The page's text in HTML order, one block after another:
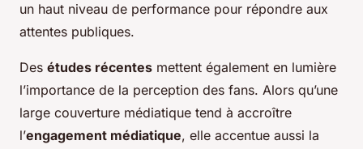
un haut niveau de performance pour répondre aux
attentes publiques.
Des études récentes mettent également en lumière
l’importance de la perception des fans. Alors qu’une
large couverture médiatique tend à accroître
l’engagement médiatique, elle accentue aussi la